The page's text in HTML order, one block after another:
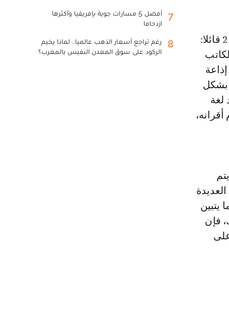
بشكل
لغة
يتبين
فإن
7
أفضل 5 مسارات جوية بإفريقيا وأكثرها
ازدحاما
8
رغم تراجع أسعار الذهب عالميا.. لماذا يخيم
الركود على سوق المعدن النفيس بالمغرب؟